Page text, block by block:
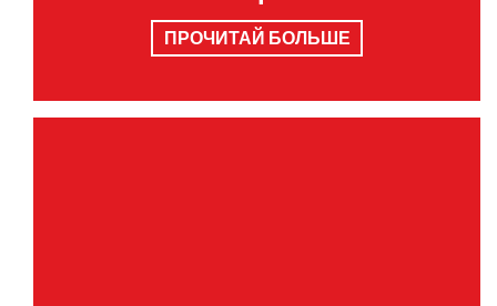
ПРОЧИТАЙ БОЛЬШЕ